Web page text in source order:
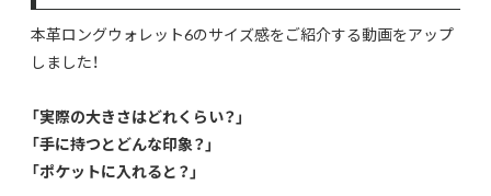
本革ロングウォレット6のサイズ感をご紹介する動画をアップ
しました！
「実際の大きさはどれくらい？」
「手に持つとどんな印象？」
「ポケットに入れると？」